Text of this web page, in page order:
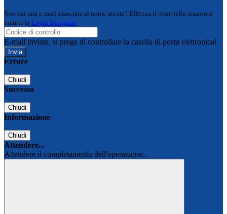
Non hai una e-mail associata al nome utente? Effettua il reset della password
tramite la Login Spaggiari
E-mail inviata, si prega di controllare la casella di posta elettronica!
Errore
Chiudi
Successo
Chiudi
Informazione
Chiudi
Attendere...
Attendere il completamento dell'operazione...